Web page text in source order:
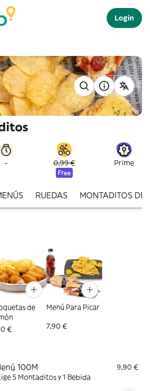
Login
- 0,99 €
Free
Prime
RUEDAS MONTADITOS DE
de
€
Menú Para Picar
7,90 €
100M
9,90 €
5 Montaditos y 1 Bebida